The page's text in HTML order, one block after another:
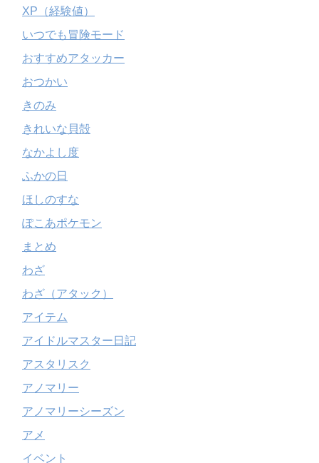
XP（経験値）
いつでも冒険モード
おすすめアタッカー
おつかい
きのみ
きれいな貝殻
なかよし度
ふかの日
ほしのすな
ぽこあポケモン
まとめ
わざ
わざ（アタック）
アイテム
アイドルマスター日記
アスタリスク
アノマリー
アノマリーシーズン
アメ
イベント